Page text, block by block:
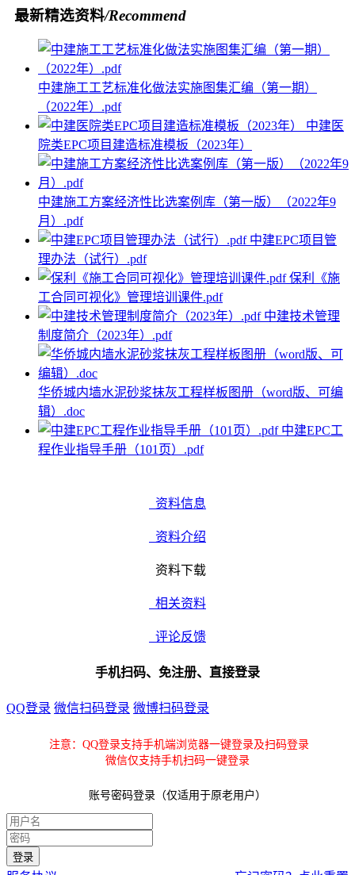
最新精选资料/Recommend
中建施工工艺标准化做法实施图集汇编（第一期）
（2022年）.pdf
中建医
院类EPC项目建造标准模板（2023年）
中建施工方案经济性比选案例库（第一版）（2022年9
月）.pdf
中建EPC项目管
理办法（试行）.pdf
保利《施
工合同可视化》管理培训课件.pdf
中建技术管理
制度简介（2023年）.pdf
华侨城内墙水泥砂浆抹灰工程样板图册（word版、可编
辑）.doc
中建EPC工
程作业指导手册（101页）.pdf
资料信息
资料介绍
资料下载
相关资料
评论反馈
手机扫码、免注册、直接登录
QQ登录 微信扫码登录 微博扫码登录
注意：QQ登录支持手机端浏览器一键登录及扫码登录
微信仅支持手机扫码一键登录
账号密码登录（仅适用于原老用户）